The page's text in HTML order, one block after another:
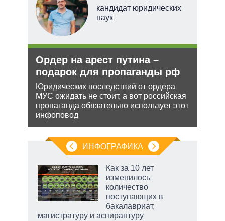
кандидат юридических
наук
Ордер на арест путина –
подарок для пропаганды рф
Юридических последствий от ордера
МУС ожидать не стоит, а вот российская
пропаганда обязательно использует этот
инфоповод
ИНФОГРАФИКА
Как за 10 лет
изменилось
количество
поступающих в
бакалавриат,
магистратуру и аспирантуру